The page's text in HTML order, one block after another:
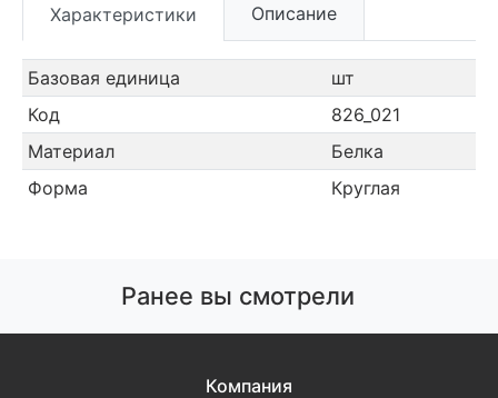
Характеристики Описание
Базовая единица
шт
Код
826_021
Материал
Белка
Форма
Круглая
Ранее вы смотрели
Компания